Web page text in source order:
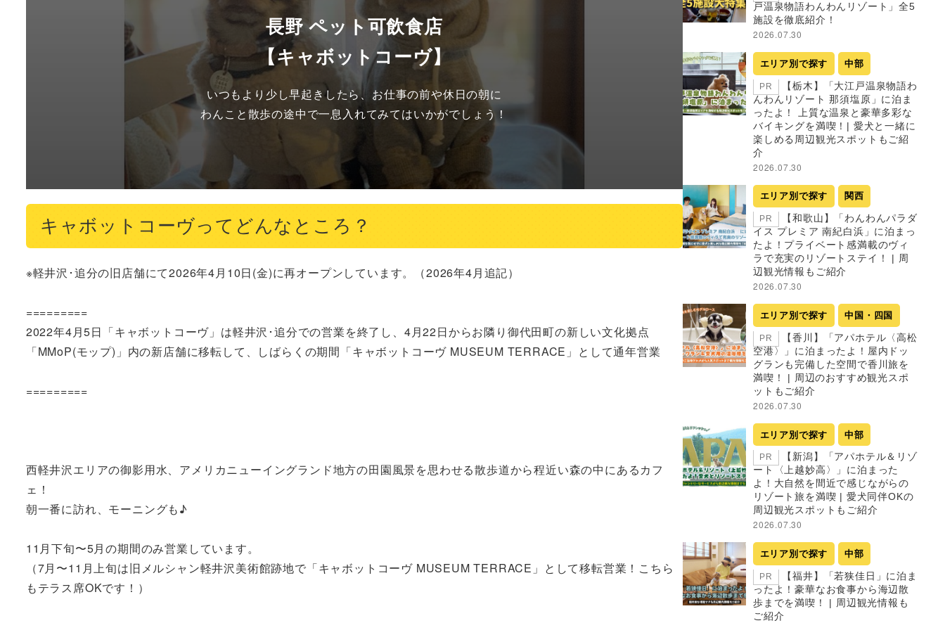
長野 ペット可飲食店
【キャボットコーヴ】
いつもより少し早起きしたら、お仕事の前や休日の朝に
わんこと散歩の途中で一息入れてみてはいかがでしょう！
キャボットコーヴってどんなところ？
※軽井沢･追分の旧店舗にて2026年4月10日(金)に再オープンしています。（2026年4月追記）
=========
2022年4月5日「キャボットコーヴ」は軽井沢･追分での営業を終了し、4月22日からお隣り御代田町の新しい文化拠点
「MMoP(モップ)」内の新店舗に移転して、しばらくの期間「キャボットコーヴ MUSEUM TERRACE」として通年営業
=========
西軽井沢エリアの御影用水、アメリカニューイングランド地方の田園風景を思わせる散歩道から程近い森の中にあるカフ
ェ！
朝一番に訪れ、モーニングも♪
11月下旬〜5月の期間のみ営業しています。
（7月〜11月上旬は旧メルシャン軽井沢美術館跡地で「キャボットコーヴ MUSEUM TERRACE」として移転営業！こちら
もテラス席OKです！）
戸温泉物語わんわんリゾート」全5
施設を徹底紹介！
2026.07.30
エリア別で探す 中部
PR
【栃木】「大江戸温泉物語わ
んわんリゾート 那須塩原」に泊ま
ったよ！ 上質な温泉と豪華多彩な
バイキングを満喫！| 愛犬と一緒に
楽しめる周辺観光スポットもご紹
介
2026.07.30
エリア別で探す 関西
PR
【和歌山】「わんわんパラダ
イス プレミア 南紀白浜」に泊まっ
たよ！プライベート感満載のヴィ
ラで充実のリゾートステイ！ | 周
辺観光情報もご紹介
2026.07.30
エリア別で探す 中国・四国
PR
【香川】「アパホテル〈高松
空港〉」に泊まったよ！屋内ドッ
グランも完備した空間で香川旅を
満喫！ | 周辺のおすすめ観光スポ
ットもご紹介
2026.07.30
エリア別で探す 中部
PR
【新潟】「アパホテル＆リゾ
ート〈上越妙高〉」に泊まった
よ！大自然を間近で感じながらの
リゾート旅を満喫 | 愛犬同伴OKの
周辺観光スポットもご紹介
2026.07.30
エリア別で探す 中部
PR
【福井】「若狭佳日」に泊ま
ったよ！豪華なお食事から海辺散
歩までを満喫！ | 周辺観光情報も
ご紹介